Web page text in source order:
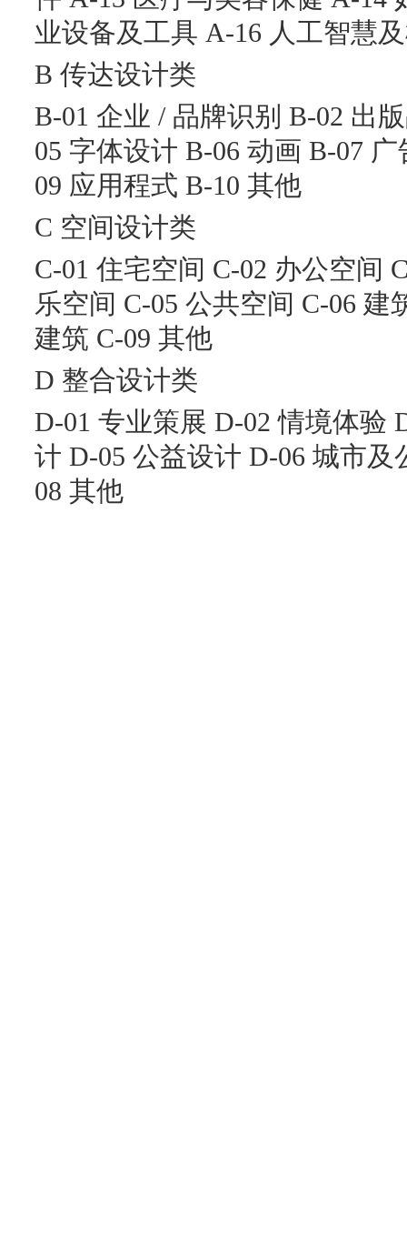
业设备及工具 A-16 人工智慧
B 传达设计类
B-01 企业 / 品牌识别 B-02 出
05 字体设计 B-06 动画 B-07
09 应用程式 B-10 其他
C 空间设计类
C-01 住宅空间 C-02 办公空间
乐空间 C-05 公共空间 C-06 建
建筑 C-09 其他
D 整合设计类
D-01 专业策展 D-02 情境体验
计 D-05 公益设计 D-06 城市
08 其他